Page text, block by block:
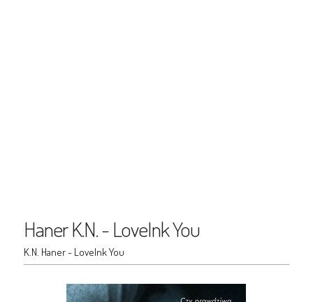
Haner K.N. - LoveInk You
K.N. Haner - LoveInk You